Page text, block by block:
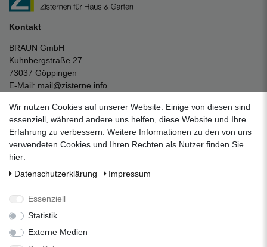
Kontakt
BRAUN GmbH
Kuhnbergstraße 27
73037 Göppingen
E-Mail: mail@zisterne.info
Unternehmen
Datenschutzerklärung
Impressum
Über uns
Folgen Sie uns auf Social Media
Wir nutzen Cookies auf unserer Website. Einige von diesen sind
essenziell, während andere uns helfen, diese Website und Ihre
Erfahrung zu verbessern. Weitere Informationen zu den von uns
verwendeten Cookies und Ihren Rechten als Nutzer finden Sie
hier:
Daten­schutz­erklärung
Impressum
Essenziell
Statistik
Externe Medien